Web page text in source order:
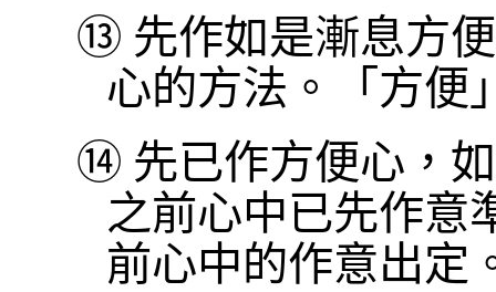
⑬ 先作如是漸息方
心的方法。「方便
⑭ 先已作方便心，
之前心中已先作意
前心中的作意出定